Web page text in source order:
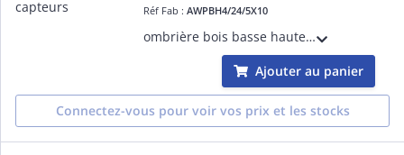
Réf Fab :AWPBH4/24/5X10
ombrière bois basse hauteur dimension 5x10m 4 places 2 modules 24 capteurs
Ajouter au panier
Connectez-vous pour voir vos prix et les stocks